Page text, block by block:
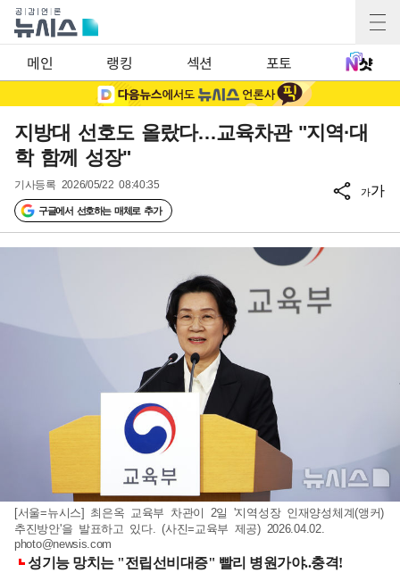
메인 랭킹 섹션 포토
지방대 선호도 올랐다…교육차관 "지역·대
학 함께 성장"
기사등록 2026/05/22 08:40:35
구글에서 선호하는 매체로 추가
가가
[서울=뉴시스] 최은옥 교육부 차관이 2일 '지역성장 인재양성체계(앵커)
추진방안'을 발표하고 있다. (사진=교육부 제공) 2026.04.02.
photo@newsis.com